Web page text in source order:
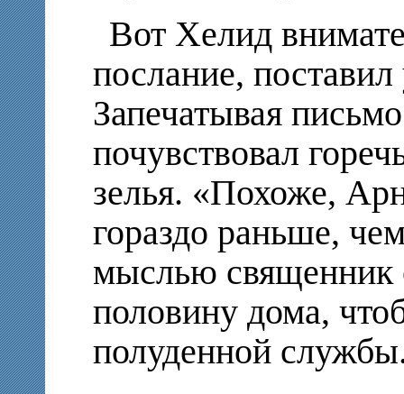
Вот Хелид
послание,
Запечатывая
почувствовал
зелья. «Похоже,
гораздо раньше,
мыслью священник
половину дома,
полуденной